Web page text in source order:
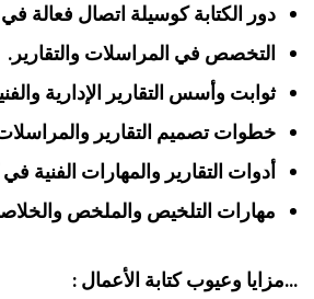
دور الكتابة كوسيلة اتصال فعالة
التخصص في المراسلات والتقارير.
ثوابت وأسس التقارير الإدارية
خطوات تصميم التقارير
أدوات التقارير والمهارات الفنية في
مهارات التلخيص والملخص
‏…مزايا وعيوب كتابة الأعمال :‏